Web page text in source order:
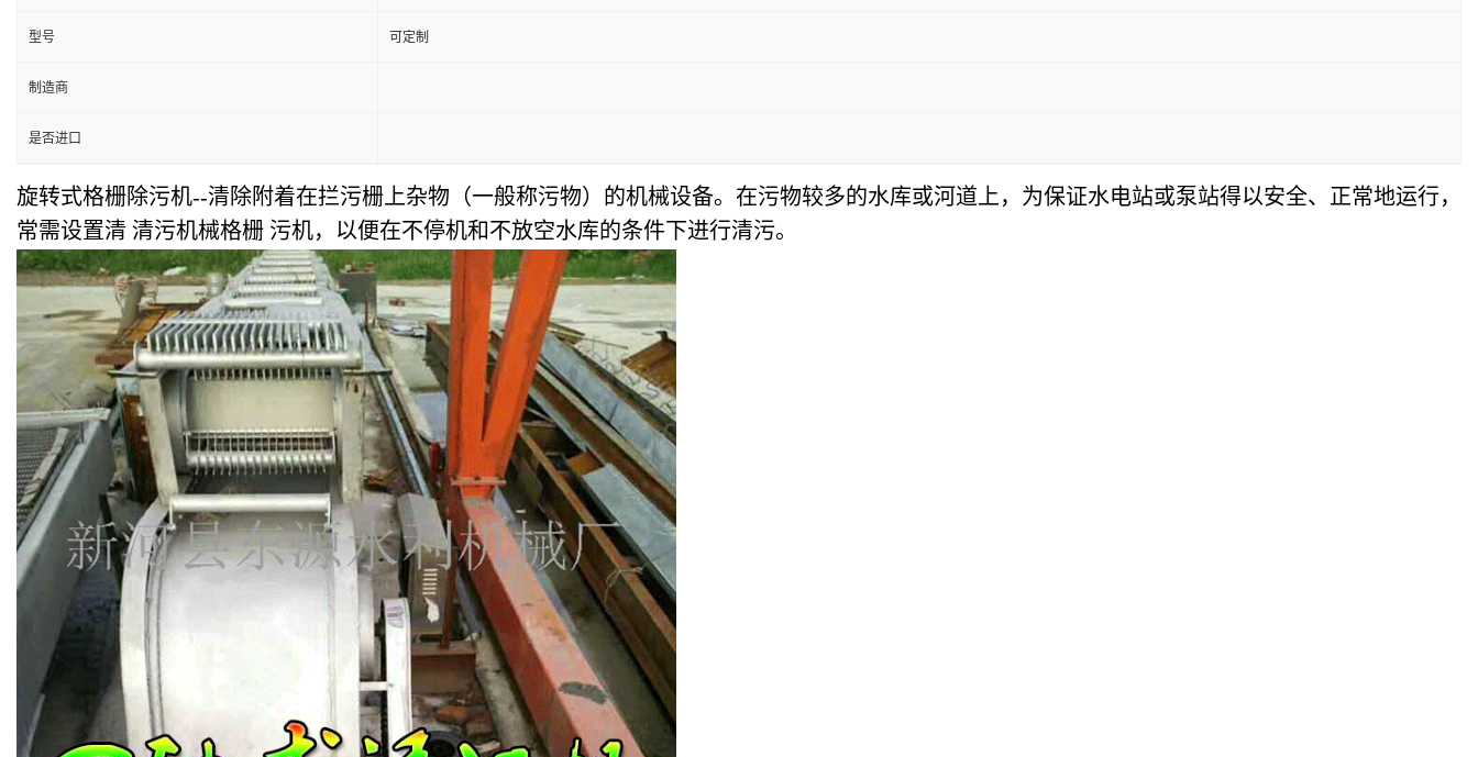
型号 可定制
制造商
是否进口
旋转式格栅除污机--清除附着在拦污栅上杂物（一般称污物）的机械设备。在污物较多的水库或河道上，为保证水电站或泵站得以安全、正常地运行，
常需设置清 清污机械格栅 污机，以便在不停机和不放空水库的条件下进行清污。